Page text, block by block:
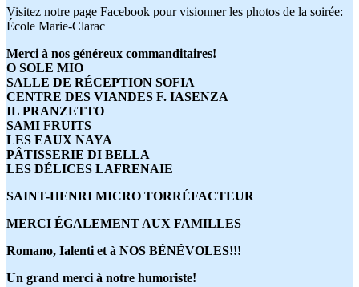
Visitez notre page Facebook pour visionner les photos de la soirée:
École Marie-Clarac
Merci à nos généreux commanditaires!
O SOLE MIO
SALLE DE RÉCEPTION SOFIA
CENTRE DES VIANDES F. IASENZA
IL PRANZETTO
SAMI FRUITS
LES EAUX NAYA
PÂTISSERIE DI BELLA
LES DÉLICES LAFRENAIE
SAINT-HENRI MICRO TORRÉFACTEUR
MERCI ÉGALEMENT AUX FAMILLES
Romano, Ialenti et à NOS BÉNÉVOLES!!!
Un grand merci à notre humoriste!